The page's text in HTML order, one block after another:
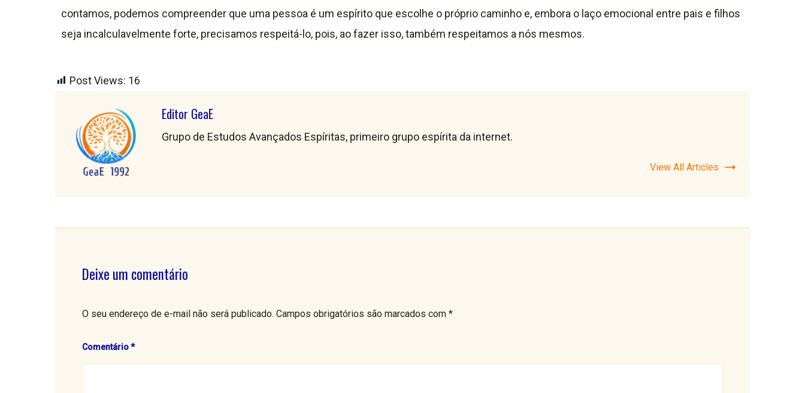
contamos, podemos compreender que uma pessoa é um espírito que escolhe o próprio caminho e, embora o laço emocional entre pais e filhos
seja incalculavelmente forte, precisamos respeitá-lo, pois, ao fazer isso, também respeitamos a nós mesmos.
Post Views: 16
Editor GeaE
Grupo de Estudos Avançados Espíritas, primeiro grupo espírita da internet.
View All Articles
Deixe um comentário
O seu endereço de e-mail não será publicado. Campos obrigatórios são marcados com *
Comentário*